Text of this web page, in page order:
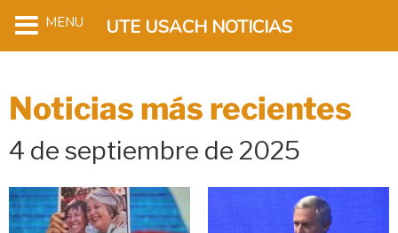
Noticias más recientes
4 de septiembre de 2025
MENU UTE USACH NOTICIAS